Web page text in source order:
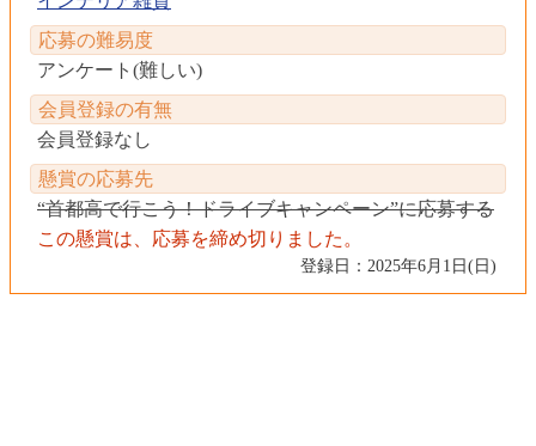
応募の難易度
アンケート(難しい)
会員登録の有無
会員登録なし
懸賞の応募先
“首都高で行こう！ドライブキャンペーン”に応募する
この懸賞は、応募を締め切りました。
登録日：2025年6月1日(日)